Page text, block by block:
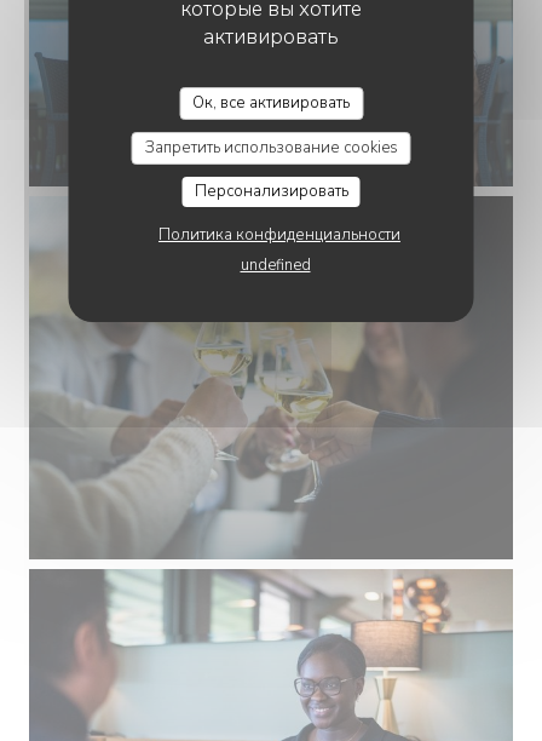
которые вы хотите
активировать
Ок, все активировать
Запретить использование cookies
Персонализировать
Политика конфиденциальности
undefined
UM SCHEIERHAFF - BISTRO & VIEW